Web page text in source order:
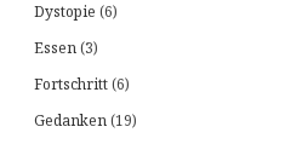
Dystopie (6)
Essen(3)
Fortschritt(6)
Gedanken(19)